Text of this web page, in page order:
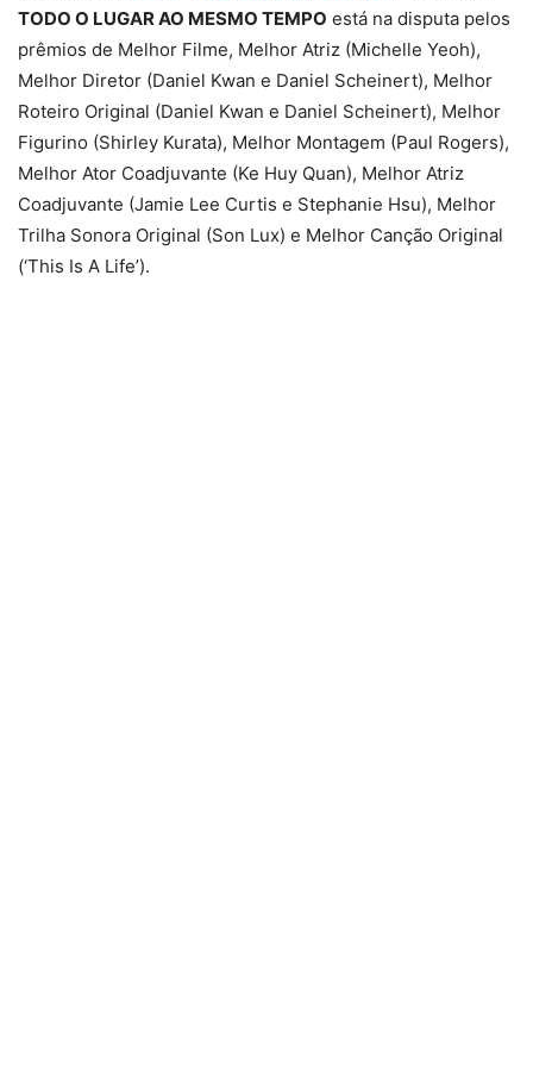
TODO O LUGAR AO MESMO TEMPO está na disputa pelos
prêmios de Melhor Filme, Melhor Atriz (Michelle Yeoh),
Melhor Diretor (Daniel Kwan e Daniel Scheinert), Melhor
Roteiro Original (Daniel Kwan e Daniel Scheinert), Melhor
Figurino (Shirley Kurata), Melhor Montagem (Paul Rogers),
Melhor Ator Coadjuvante (Ke Huy Quan), Melhor Atriz
Coadjuvante (Jamie Lee Curtis e Stephanie Hsu), Melhor
Trilha Sonora Original (Son Lux) e Melhor Canção Original
(‘This Is A Life’).